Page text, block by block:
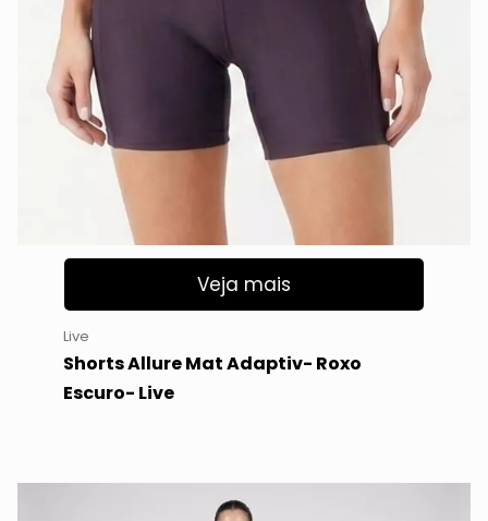
Veja mais
Live
Shorts Allure Mat Adaptiv- Roxo
Escuro- Live